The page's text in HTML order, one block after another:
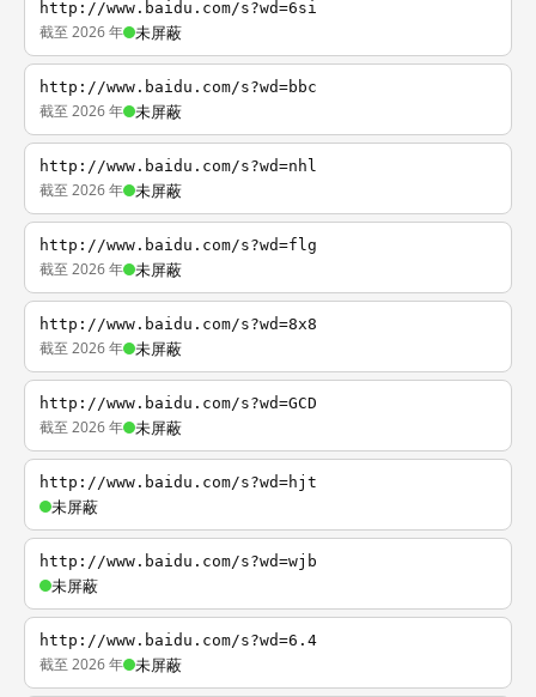
http://www.baidu.com/s?wd=6si
截至 2026 年 未屏蔽
http://www.baidu.com/s?wd=bbc
截至 2026 年 未屏蔽
http://www.baidu.com/s?wd=nhl
截至 2026 年 未屏蔽
http://www.baidu.com/s?wd=flg
截至 2026 年 未屏蔽
http://www.baidu.com/s?wd=8x8
截至 2026 年 未屏蔽
http://www.baidu.com/s?wd=GCD
截至 2026 年 未屏蔽
http://www.baidu.com/s?wd=hjt
未屏蔽
http://www.baidu.com/s?wd=wjb
未屏蔽
http://www.baidu.com/s?wd=6.4
截至 2026 年 未屏蔽